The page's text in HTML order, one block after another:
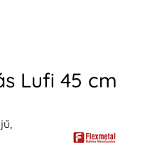
Lufi 45 cm